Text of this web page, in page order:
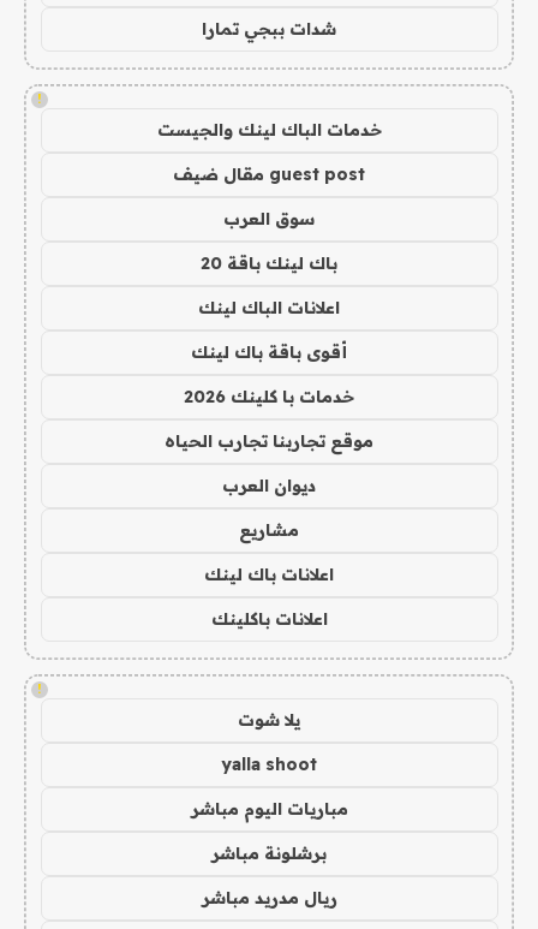
شدات ببجي تمارا
!
خدمات الباك لينك والجيست
guest post مقال ضيف
سوق العرب
باك لينك باقة 20
اعلانات الباك لينك
أقوى باقة باك لينك
خدمات با كلينك 2026
موقع تجاربنا تجارب الحياه
ديوان العرب
مشاريع
اعلانات باك لينك
اعلانات باكلينك
!
يلا شوت
yalla shoot
مباريات اليوم مباشر
برشلونة مباشر
ريال مدريد مباشر